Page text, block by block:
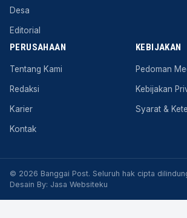
Desa
Editorial
PERUSAHAAN
Tentang Kami
Redaksi
Karier
Kontak
KEBIJAKAN
Pedoman
Kebijakan
Syarat &
© 2026 Banggai Post. Seluruh hak cipta
Desain By: Jasa Websiteku